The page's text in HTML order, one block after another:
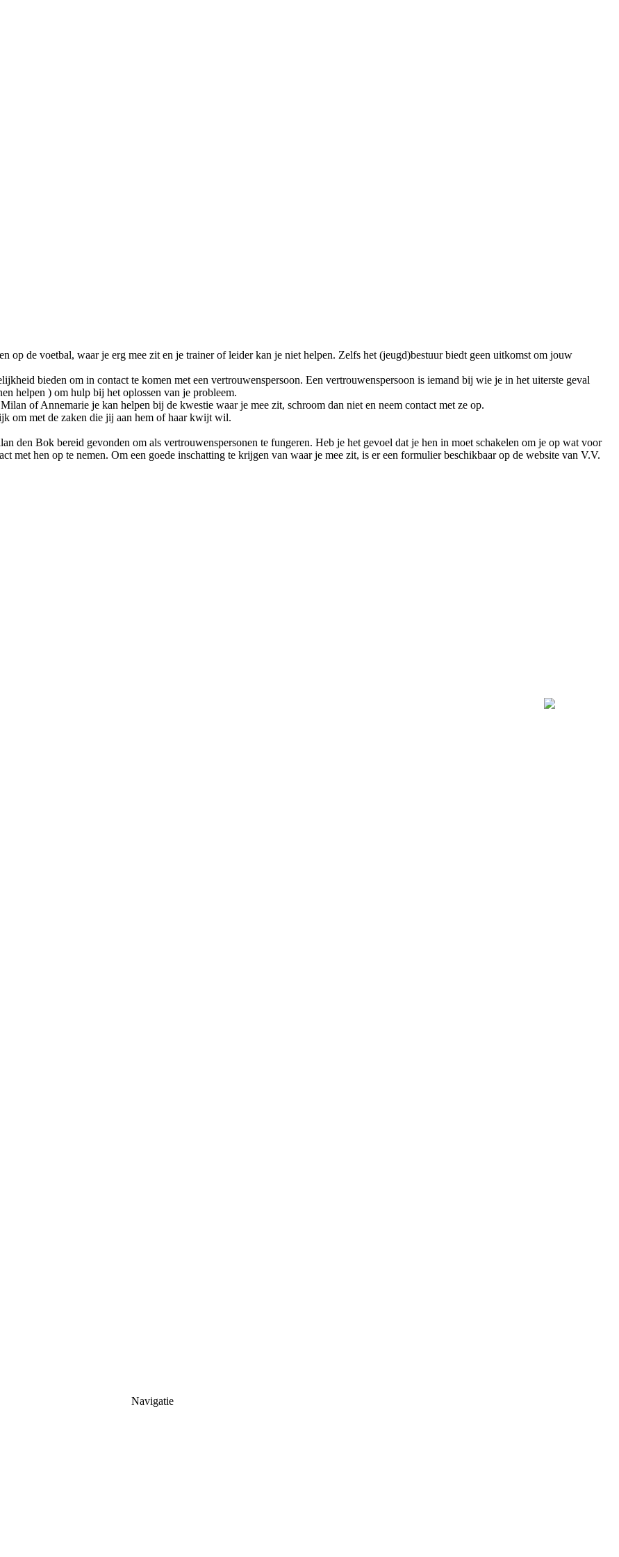
op de voetbal, waar je erg mee zit en je trainer of leider kan je niet helpen. Zelfs het (jeugd)bestuur biedt geen uitkomst om jouw
bieden om in contact te komen met een vertrouwenspersoon. Een vertrouwenspersoon is iemand bij wie je in het uiterste geval
helpen ) om hulp bij het oplossen van je probleem.
of Annemarie je kan helpen bij de kwestie waar je mee zit, schroom dan niet en neem contact met ze op.
om met de zaken die jij aan hem of haar kwijt wil.
den Bok bereid gevonden om als vertrouwenspersonen te fungeren. Heb je het gevoel dat je hen in moet schakelen om je op wat voor
met hen op te nemen. Om een goede inschatting te krijgen van waar je mee zit, is er een formulier beschikbaar op de website van V.V.
Navigatie